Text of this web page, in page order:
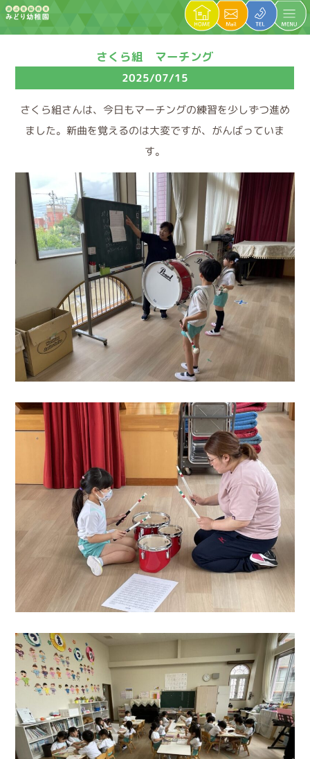
さくら組 マーチング
2025/07/15
さくら組さんは、今日もマーチングの練習を少しずつ進め
ました。新曲を覚えるのは大変ですが、がんばっていま
す。